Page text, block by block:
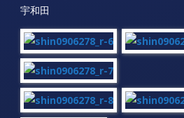
宇和田